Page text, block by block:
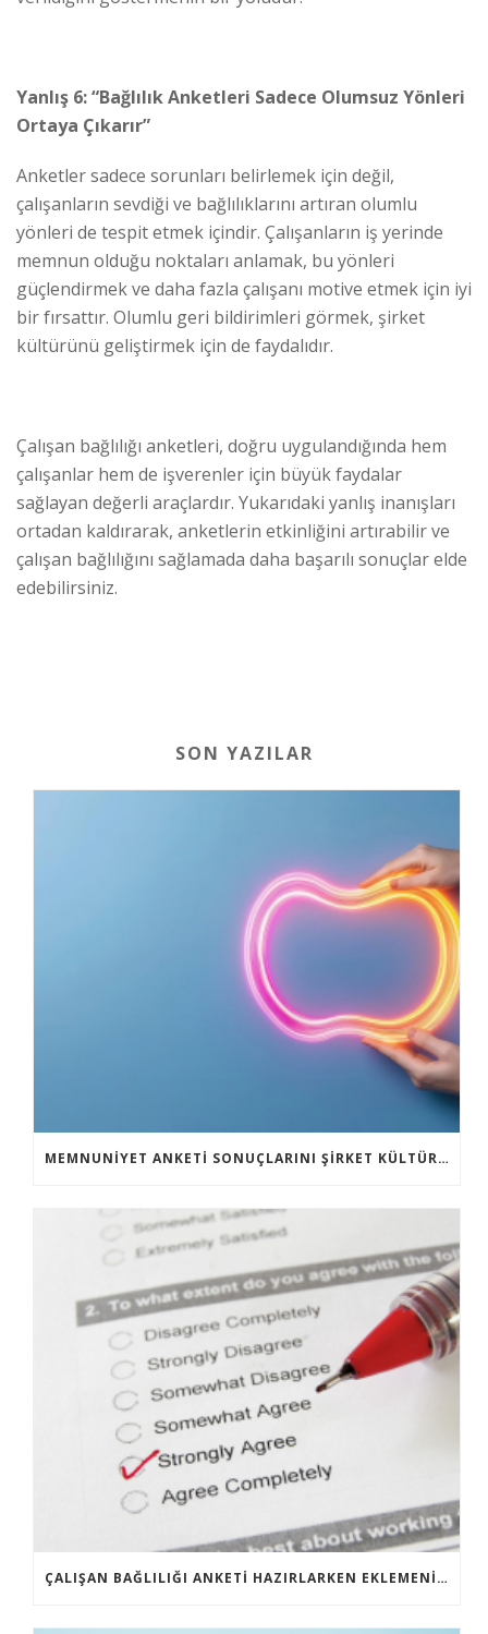
Yanlış 6: “Bağlılık Anketleri Sadece Olumsuz Yönleri
Ortaya Çıkarır”
Anketler sadece sorunları belirlemek için değil,
çalışanların sevdiği ve bağlılıklarını artıran olumlu
yönleri de tespit etmek içindir. Çalışanların iş yerinde
memnun olduğu noktaları anlamak, bu yönleri
güçlendirmek ve daha fazla çalışanı motive etmek için iyi
bir fırsattır. Olumlu geri bildirimleri görmek, şirket
kültürünü geliştirmek için de faydalıdır.
Çalışan bağlılığı anketleri, doğru uygulandığında hem
çalışanlar hem de işverenler için büyük faydalar
sağlayan değerli araçlardır. Yukarıdaki yanlış inanışları
ortadan kaldırarak, anketlerin etkinliğini artırabilir ve
çalışan bağlılığını sağlamada daha başarılı sonuçlar elde
edebilirsiniz.
SON YAZILAR
MEMNUNIYET ANKETI SONUÇLARINI ŞIRKET KÜLTÜRÜNE DÖNÜŞTÜRMEK
ÇALIŞAN BAĞLILIĞI ANKETI HAZIRLARKEN EKLEMENIZ GEREKEN 10 YENI SORU